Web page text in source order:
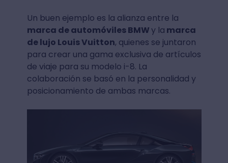
Un buen ejemplo es la alianza entre la
marca de automóviles BMWy la marca
de lujo Louis Vuitton, quienes se juntaron
para crear una gama exclusiva de artículos
de viaje para su modelo i-8. La
colaboración se basó en la personalidad y
posicionamiento de ambas marcas.